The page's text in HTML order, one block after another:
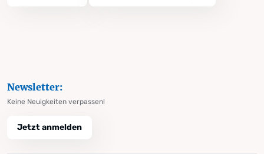
Newsletter:
Keine Neuigkeiten verpassen!
Jetzt anmelden